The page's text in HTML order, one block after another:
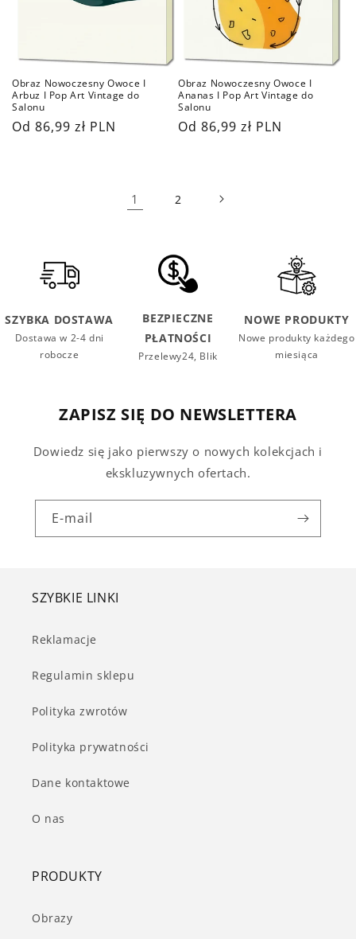
Obraz Nowoczesny Owoce I
Arbuz I Pop Art Vintage do
Salonu
Cena
Od 86,99 zł PLN
Obraz Nowoczesny Owoce I
Ananas I Pop Art Vintage do
Salonu
Cena
Od 86,99 zł PLN
1 2
SZYBKA DOSTAWA
Dostawa w 2-4 dni
robocze
BEZPIECZNE
PŁATNOŚCI
Przelewy24, Blik
NOWE PRODUKTY
Nowe produkty każdego
miesiąca
ZAPISZ SIĘ DO NEWSLETTERA
Dowiedz się jako pierwszy o nowych kolekcjach i
ekskluzywnych ofertach.
E-mail
SZYBKIE LINKI
Reklamacje
Regulamin sklepu
Polityka zwrotów
Polityka prywatności
Dane kontaktowe
O nas
PRODUKTY
Obrazy